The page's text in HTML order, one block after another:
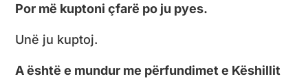
Por më kuptoni çfarë po ju pyes.
Unë ju kuptoj.
A është e mundur me përfundimet e Këshillit